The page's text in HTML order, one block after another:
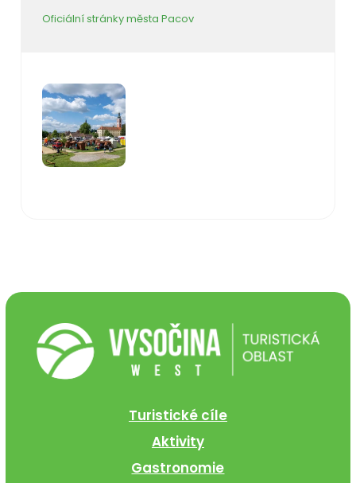
Oficiální stránky města Pacov
Turistické cíle
Aktivity
Gastronomie